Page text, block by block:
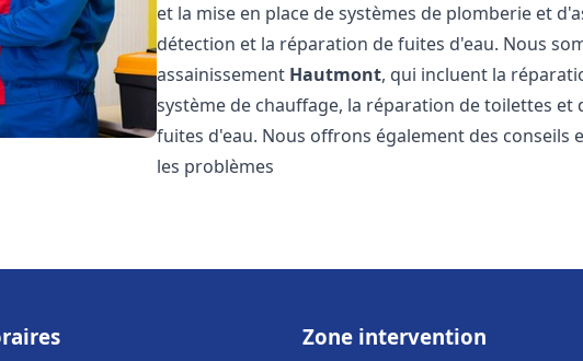
et la mise en place de systèmes de plomberie et
détection et la réparation de fuites d'eau. Nous
assainissement Hautmont, qui incluent la
système de chauffage, la réparation de toilettes et
fuites d'eau. Nous offrons également des
les problèmes
Zone intervention